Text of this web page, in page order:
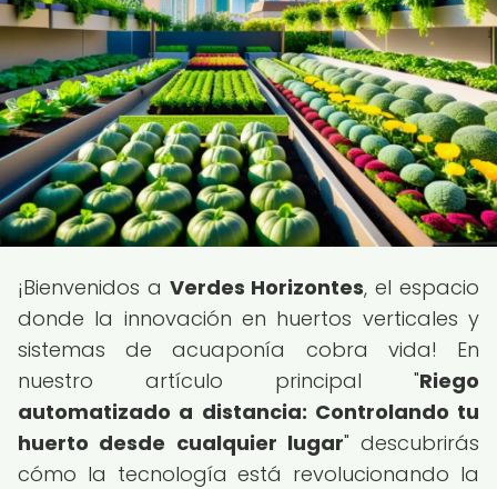
¡Bienvenidos a Verdes Horizontes, el espacio
donde la innovación en huertos verticales y
sistemas de acuaponía cobra vida! En
nuestro artículo principal "Riego
automatizado a distancia: Controlando tu
huerto desde cualquier lugar" descubrirás
cómo la tecnología está revolucionando la